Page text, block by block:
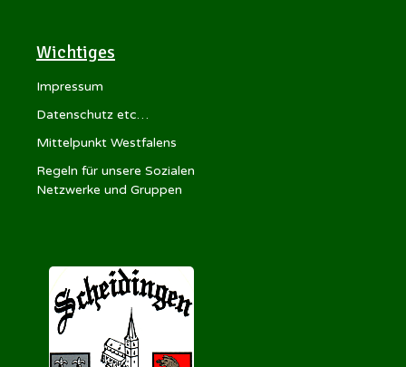
Wichtiges
Impressum
Datenschutz etc…
Mittelpunkt Westfalens
Regeln für unsere Sozialen
Netzwerke und Gruppen